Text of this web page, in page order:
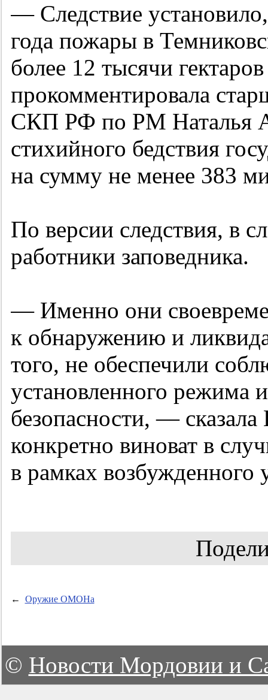
— Следствие
года пожары в
более 12 тысячи
прокомментировала
СКП РФ по РМ Наталья
стихийного бедствия
на сумму не менее 383
По версии следствия, в
работники заповедника.
— Именно они
к обнаружению и
того, не обеспечили
установленного режима
безопасности, —
конкретно виноват в
в рамках возбужденного
← Оружие ОМОНа
© Новости Мордовии и